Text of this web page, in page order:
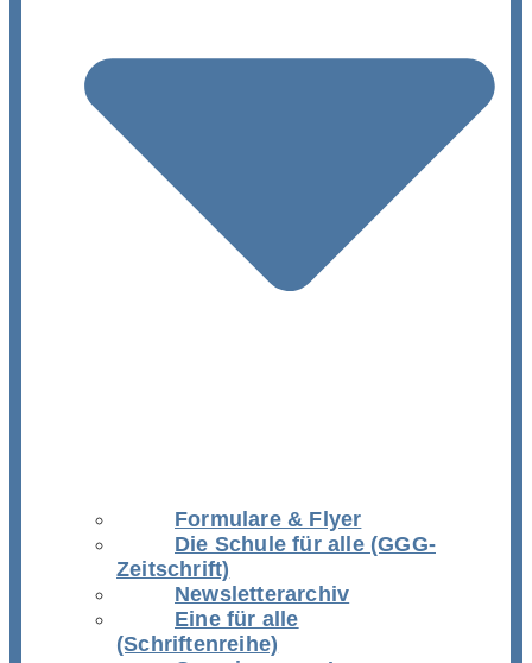
Formulare & Flyer
Die Schule für alle (GGG-
Zeitschrift)
Newsletterarchiv
Eine für alle
(Schriftenreihe)